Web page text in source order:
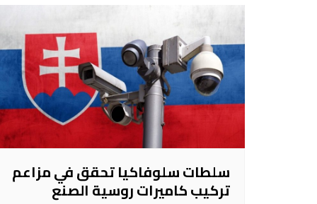
سلطات سلوفاكيا تحقق في مزاعم
تركيب كاميرات روسية الصنع